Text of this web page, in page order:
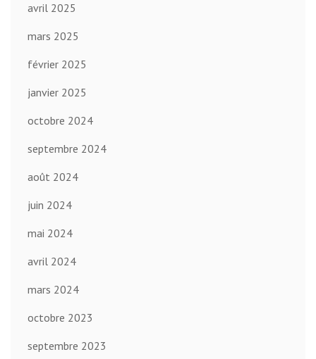
avril 2025
mars 2025
février 2025
janvier 2025
octobre 2024
septembre 2024
août 2024
juin 2024
mai 2024
avril 2024
mars 2024
octobre 2023
septembre 2023